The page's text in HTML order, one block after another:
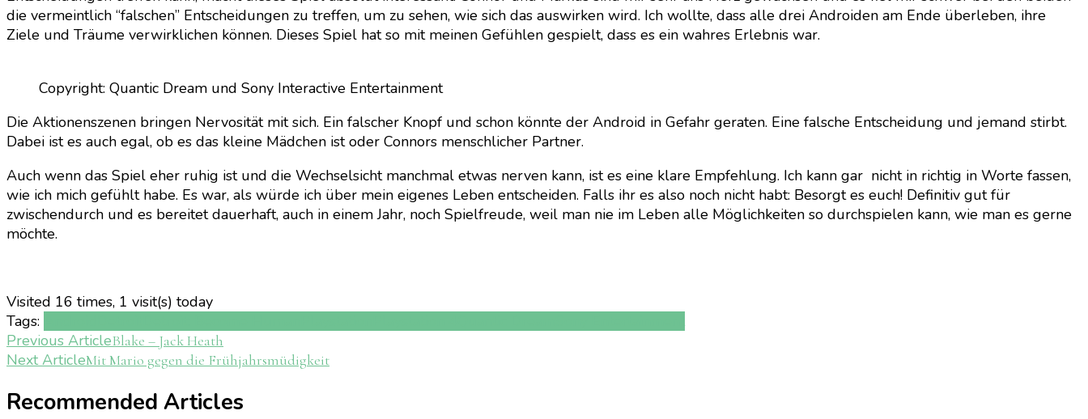
die vermeintlich “falschen” Entscheidungen zu treffen, um zu sehen, wie sich das auswirken wird. Ich wollte, dass alle drei Androiden am Ende überleben, ihre
Ziele und Träume verwirklichen können. Dieses Spiel hat so mit meinen Gefühlen gespielt, dass es ein wahres Erlebnis war.
Copyright: Quantic Dream und Sony Interactive Entertainment
Die Aktionenszenen bringen Nervosität mit sich. Ein falscher Knopf und schon könnte der Android in Gefahr geraten. Eine falsche Entscheidung und jemand stirbt.
Dabei ist es auch egal, ob es das kleine Mädchen ist oder Connors menschlicher Partner.
Auch wenn das Spiel eher ruhig ist und die Wechselsicht manchmal etwas nerven kann, ist es eine klare Empfehlung. Ich kann gar nicht in richtig in Worte fassen,
wie ich mich gefühlt habe. Es war, als würde ich über mein eigenes Leben entscheiden. Falls ihr es also noch nicht habt: Besorgt es euch! Definitiv gut für
zwischendurch und es bereitet dauerhaft, auch in einem Jahr, noch Spielfreude, weil man nie im Leben alle Möglichkeiten so durchspielen kann, wie man es gerne
möchte.
Visited 16 times, 1 visit(s) today
Tags:
Post
Navigation
Previous ArticleBlake – Jack Heath
Next ArticleMit Mario gegen die Frühjahrsmüdigkeit
Recommended Articles